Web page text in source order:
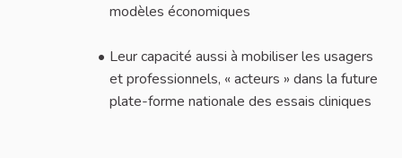
modèles économiques
Leur capacité aussi à mobiliser les usagers
et professionnels, « acteurs » dans la future
plate-forme nationale des essais cliniques